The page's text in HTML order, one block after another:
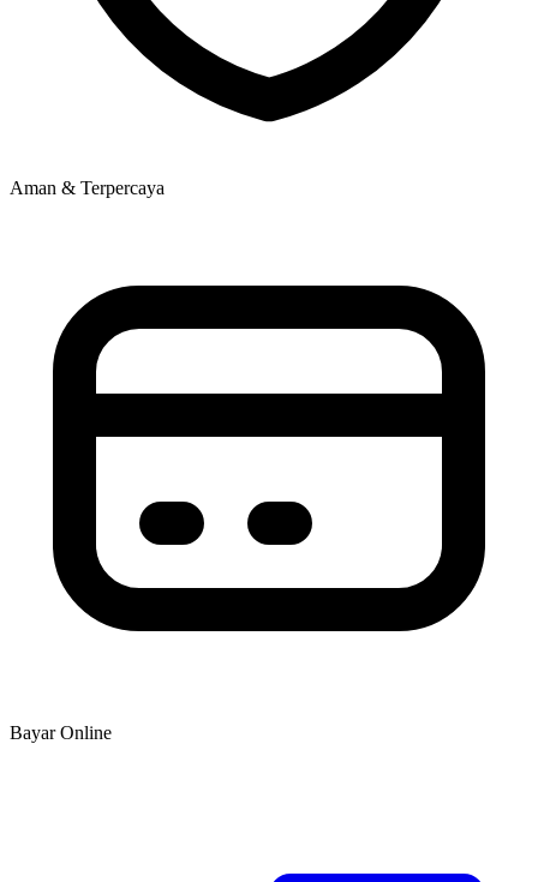
Aman & Terpercaya
Bayar Online